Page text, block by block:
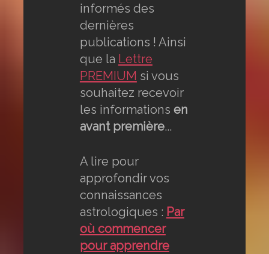
informés des
dernières
publications ! Ainsi
que la Lettre
PREMIUM si vous
souhaitez recevoir
les informations en
avant première...
A lire pour
approfondir vos
connaissances
astrologiques : Par
où commencer
pour apprendre